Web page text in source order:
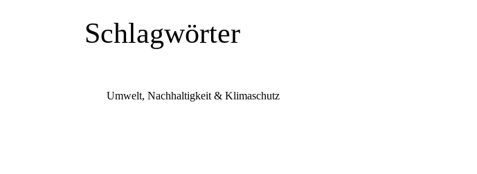
Schlagwörter
Umwelt, Nachhaltigkeit & Klimaschutz